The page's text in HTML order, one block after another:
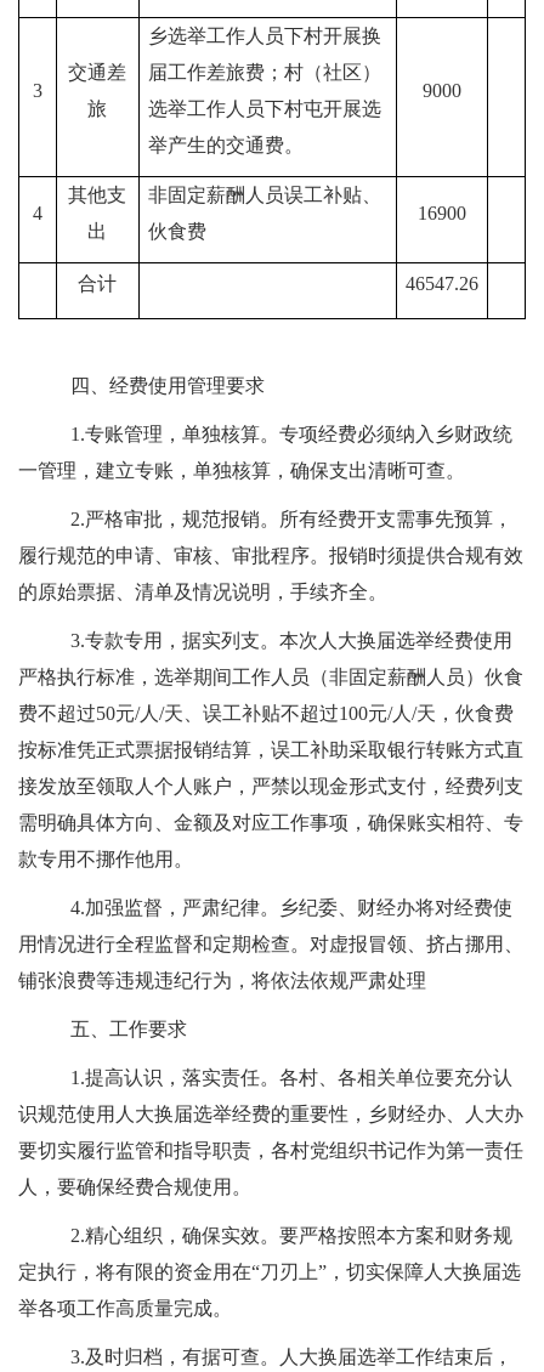
3
交通差
旅
乡选举工作人员下村开展换
届工作差旅费；村（社区）
选举工作人员下村屯开展选
举产生的交通费。
9000
4
其他支
出
非固定薪酬人员误工补贴、
伙食费
16900
合计 46547.26
四 、经费使用管理要求
1.专账管理，单独核算。 专项经费必须纳入乡财政统
一管理，建立专账，单独核算，确保支出清晰可查。
2.严格审批，规范报销。
所有经费开支需事先预算，
履行规范的申请、审核、审批程序。报销时须提供合规有效
的原始票据、清单及情况说明，手续齐全。
3.专款专用 ， 据实列支。 本次 人大换届选举经费使用
严格执行标准， 选举期间工作人员 （非固定薪酬人员） 伙食
费不超过50元/人 /天、误工补贴不超过100元/人 /天，伙食费
按标准凭正式票据报销结算，误工补助采取银行转账方式直
接发放至领取人个人账户，严禁以现金形式支付，经费列支
需明确具体方向、金额及对应工作事项，确保账实相符、专
款专用不挪作他用。
4.加强监督，严肃纪律。 乡纪委、财经办将对经费使
用情况进行全程监督和定期检查。对虚报冒领、挤占挪用、
铺张浪费等违规违纪行为，将依法依规严肃处理
五、工作要求
1.提高认识，落实责任。 各村、各相关单位要充分认
识规范使用 人大换届选举经费的重要性，乡财经办、 人大办
要切实履行监管和指导职责，各村党组织书记作为第一责任
人，要确保经费合规使用。
2.精心组织，确保实效。 要严格按照本方案和财务规
定执行，将有限的资金用在“刀刃上”，切实保障人大换届选
举各项工作高质量完成。
3.及时归档，有据可查。 人大换届选举工作结束后，